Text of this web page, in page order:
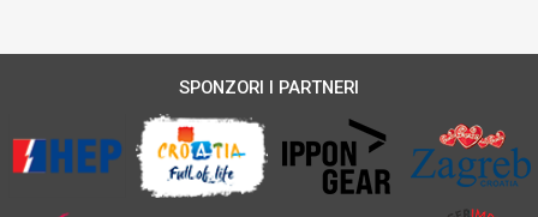
SPONZORI I PARTNERI